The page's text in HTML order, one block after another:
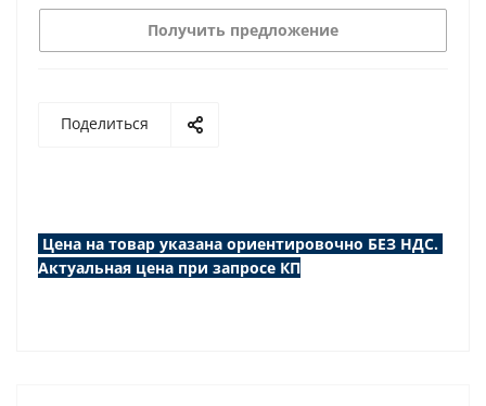
Получить предложение
Поделиться
Цена на товар указана ориентировочно БЕЗ НДС.
Актуальная цена при запросе КП